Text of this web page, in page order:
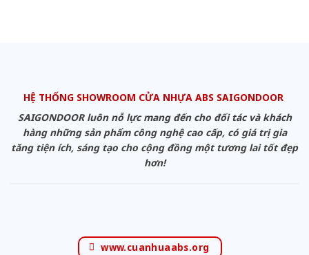
HỆ THỐNG SHOWROOM CỬA NHỰA ABS SAIGONDOOR
SAIGONDOOR luôn nỗ lực mang đến cho đối tác và khách
hàng những sản phẩm công nghệ cao cấp, có giá trị gia
tăng tiện ích, sáng tạo cho cộng đồng một tương lai tốt đẹp
hơn!
www.cuanhuaabs.org